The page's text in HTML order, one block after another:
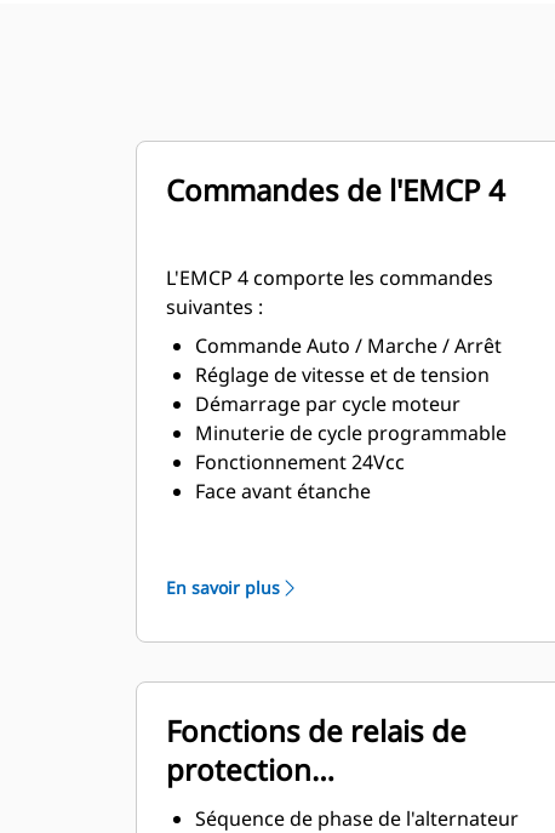
Commandes de l'EMCP 4
L'EMCP 4 comporte les commandes
suivantes :
Commande Auto / Marche / Arrêt
Réglage de vitesse et de tension
Démarrage par cycle moteur
Minuterie de cycle programmable
Fonctionnement 24Vcc
Face avant étanche
Mise en parallèle de plusieurs
groupes électrogènes ou d'un seul
groupe électrogène sur une seule
En savoir plus
Fonctions de relais de
protection
programmables
Séquence de phase de l'alternateur